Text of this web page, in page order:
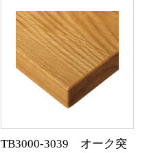
TB3000-3039 オーク突